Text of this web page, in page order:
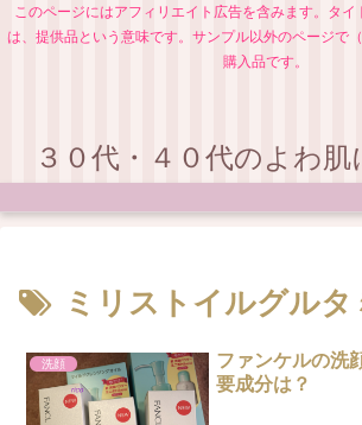
このページにはアフィリエイト広告を含みます。タ
は、提供品という意味です。サンプル以外のページで
購入品です。
３０代・４０代のよわ
ミリストイルグルタ
洗顔
ファンケルの
要成分は？